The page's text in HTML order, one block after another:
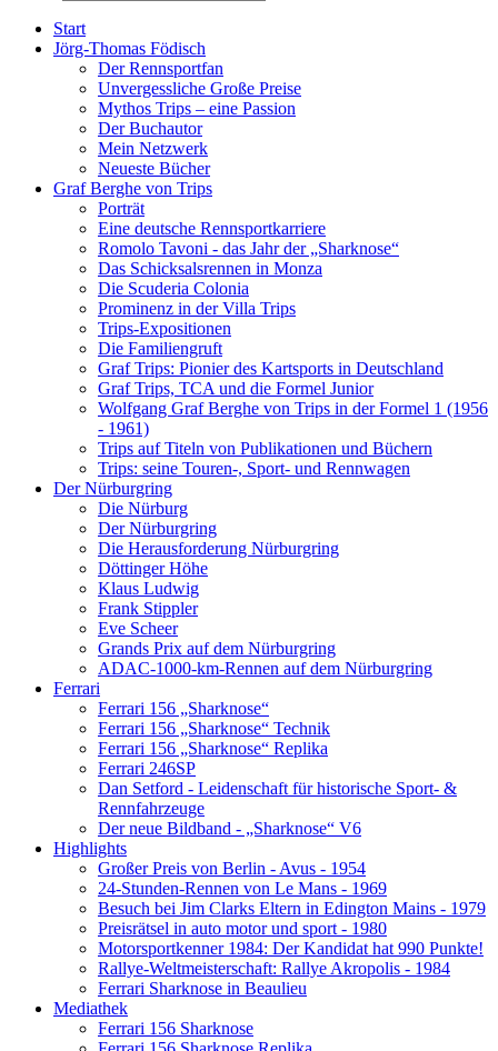
Start
Jörg-Thomas Födisch
Der Rennsportfan
Unvergessliche Große Preise
Mythos Trips – eine Passion
Der Buchautor
Mein Netzwerk
Neueste Bücher
Graf Berghe von Trips
Porträt
Eine deutsche Rennsportkarriere
Romolo Tavoni - das Jahr der „Sharknose“
Das Schicksalsrennen in Monza
Die Scuderia Colonia
Prominenz in der Villa Trips
Trips-Expositionen
Die Familiengruft
Graf Trips: Pionier des Kartsports in Deutschland
Graf Trips, TCA und die Formel Junior
Wolfgang Graf Berghe von Trips in der Formel 1 (1956
- 1961)
Trips auf Titeln von Publikationen und Büchern
Trips: seine Touren-, Sport- und Rennwagen
Der Nürburgring
Die Nürburg
Der Nürburgring
Die Herausforderung Nürburgring
Döttinger Höhe
Klaus Ludwig
Frank Stippler
Eve Scheer
Grands Prix auf dem Nürburgring
ADAC-1000-km-Rennen auf dem Nürburgring
Ferrari
Ferrari 156 „Sharknose“
Ferrari 156 „Sharknose“ Technik
Ferrari 156 „Sharknose“ Replika
Ferrari 246SP
Dan Setford - Leidenschaft für historische Sport- &
Rennfahrzeuge
Der neue Bildband - „Sharknose“ V6
Highlights
Großer Preis von Berlin - Avus - 1954
24-Stunden-Rennen von Le Mans - 1969
Besuch bei Jim Clarks Eltern in Edington Mains - 1979
Preisrätsel in auto motor und sport - 1980
Motorsportkenner 1984: Der Kandidat hat 990 Punkte!
Rallye-Weltmeisterschaft: Rallye Akropolis - 1984
Ferrari Sharknose in Beaulieu
Mediathek
Ferrari 156 Sharknose